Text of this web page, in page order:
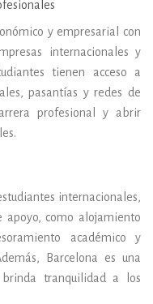
y empresarial con
internacionales y
tienen acceso a
pasantías y redes de
profesional y abrir
internacionales,
apoyo, como alojamiento
académico y
Barcelona es una
tranquilidad a los